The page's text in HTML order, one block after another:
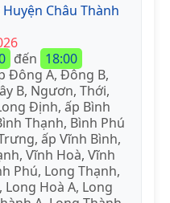
Châu Thành
đến 18:00
Đông A, Đông B,
B, Ngươn, Thới,
Định, ấp Bình
Thạnh, Bình Phú
ấp Vĩnh Bình,
Vĩnh Hoà, Vĩnh
Phú, Long Thạnh,
Long Hoà A, Long